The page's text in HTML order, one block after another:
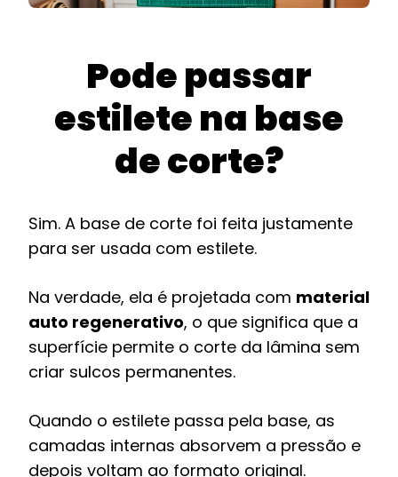
Pode passar
estilete na base
de corte?
Sim. A base de corte foi feita justamente
para ser usada com estilete.
Na verdade, ela é projetada com material
auto regenerativo, o que significa que a
superfície permite o corte da lâmina sem
criar sulcos permanentes.
Quando o estilete passa pela base, as
camadas internas absorvem a pressão e
depois voltam ao formato original.